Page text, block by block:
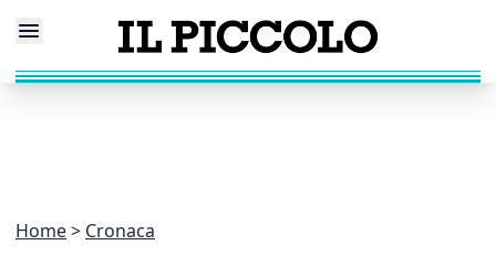
Home Cronaca